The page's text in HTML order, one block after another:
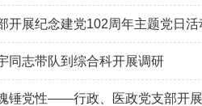
开展纪念建党102周年主题党日活
同志带队到综合科开展调研
锤党性——行政、医政党支部开